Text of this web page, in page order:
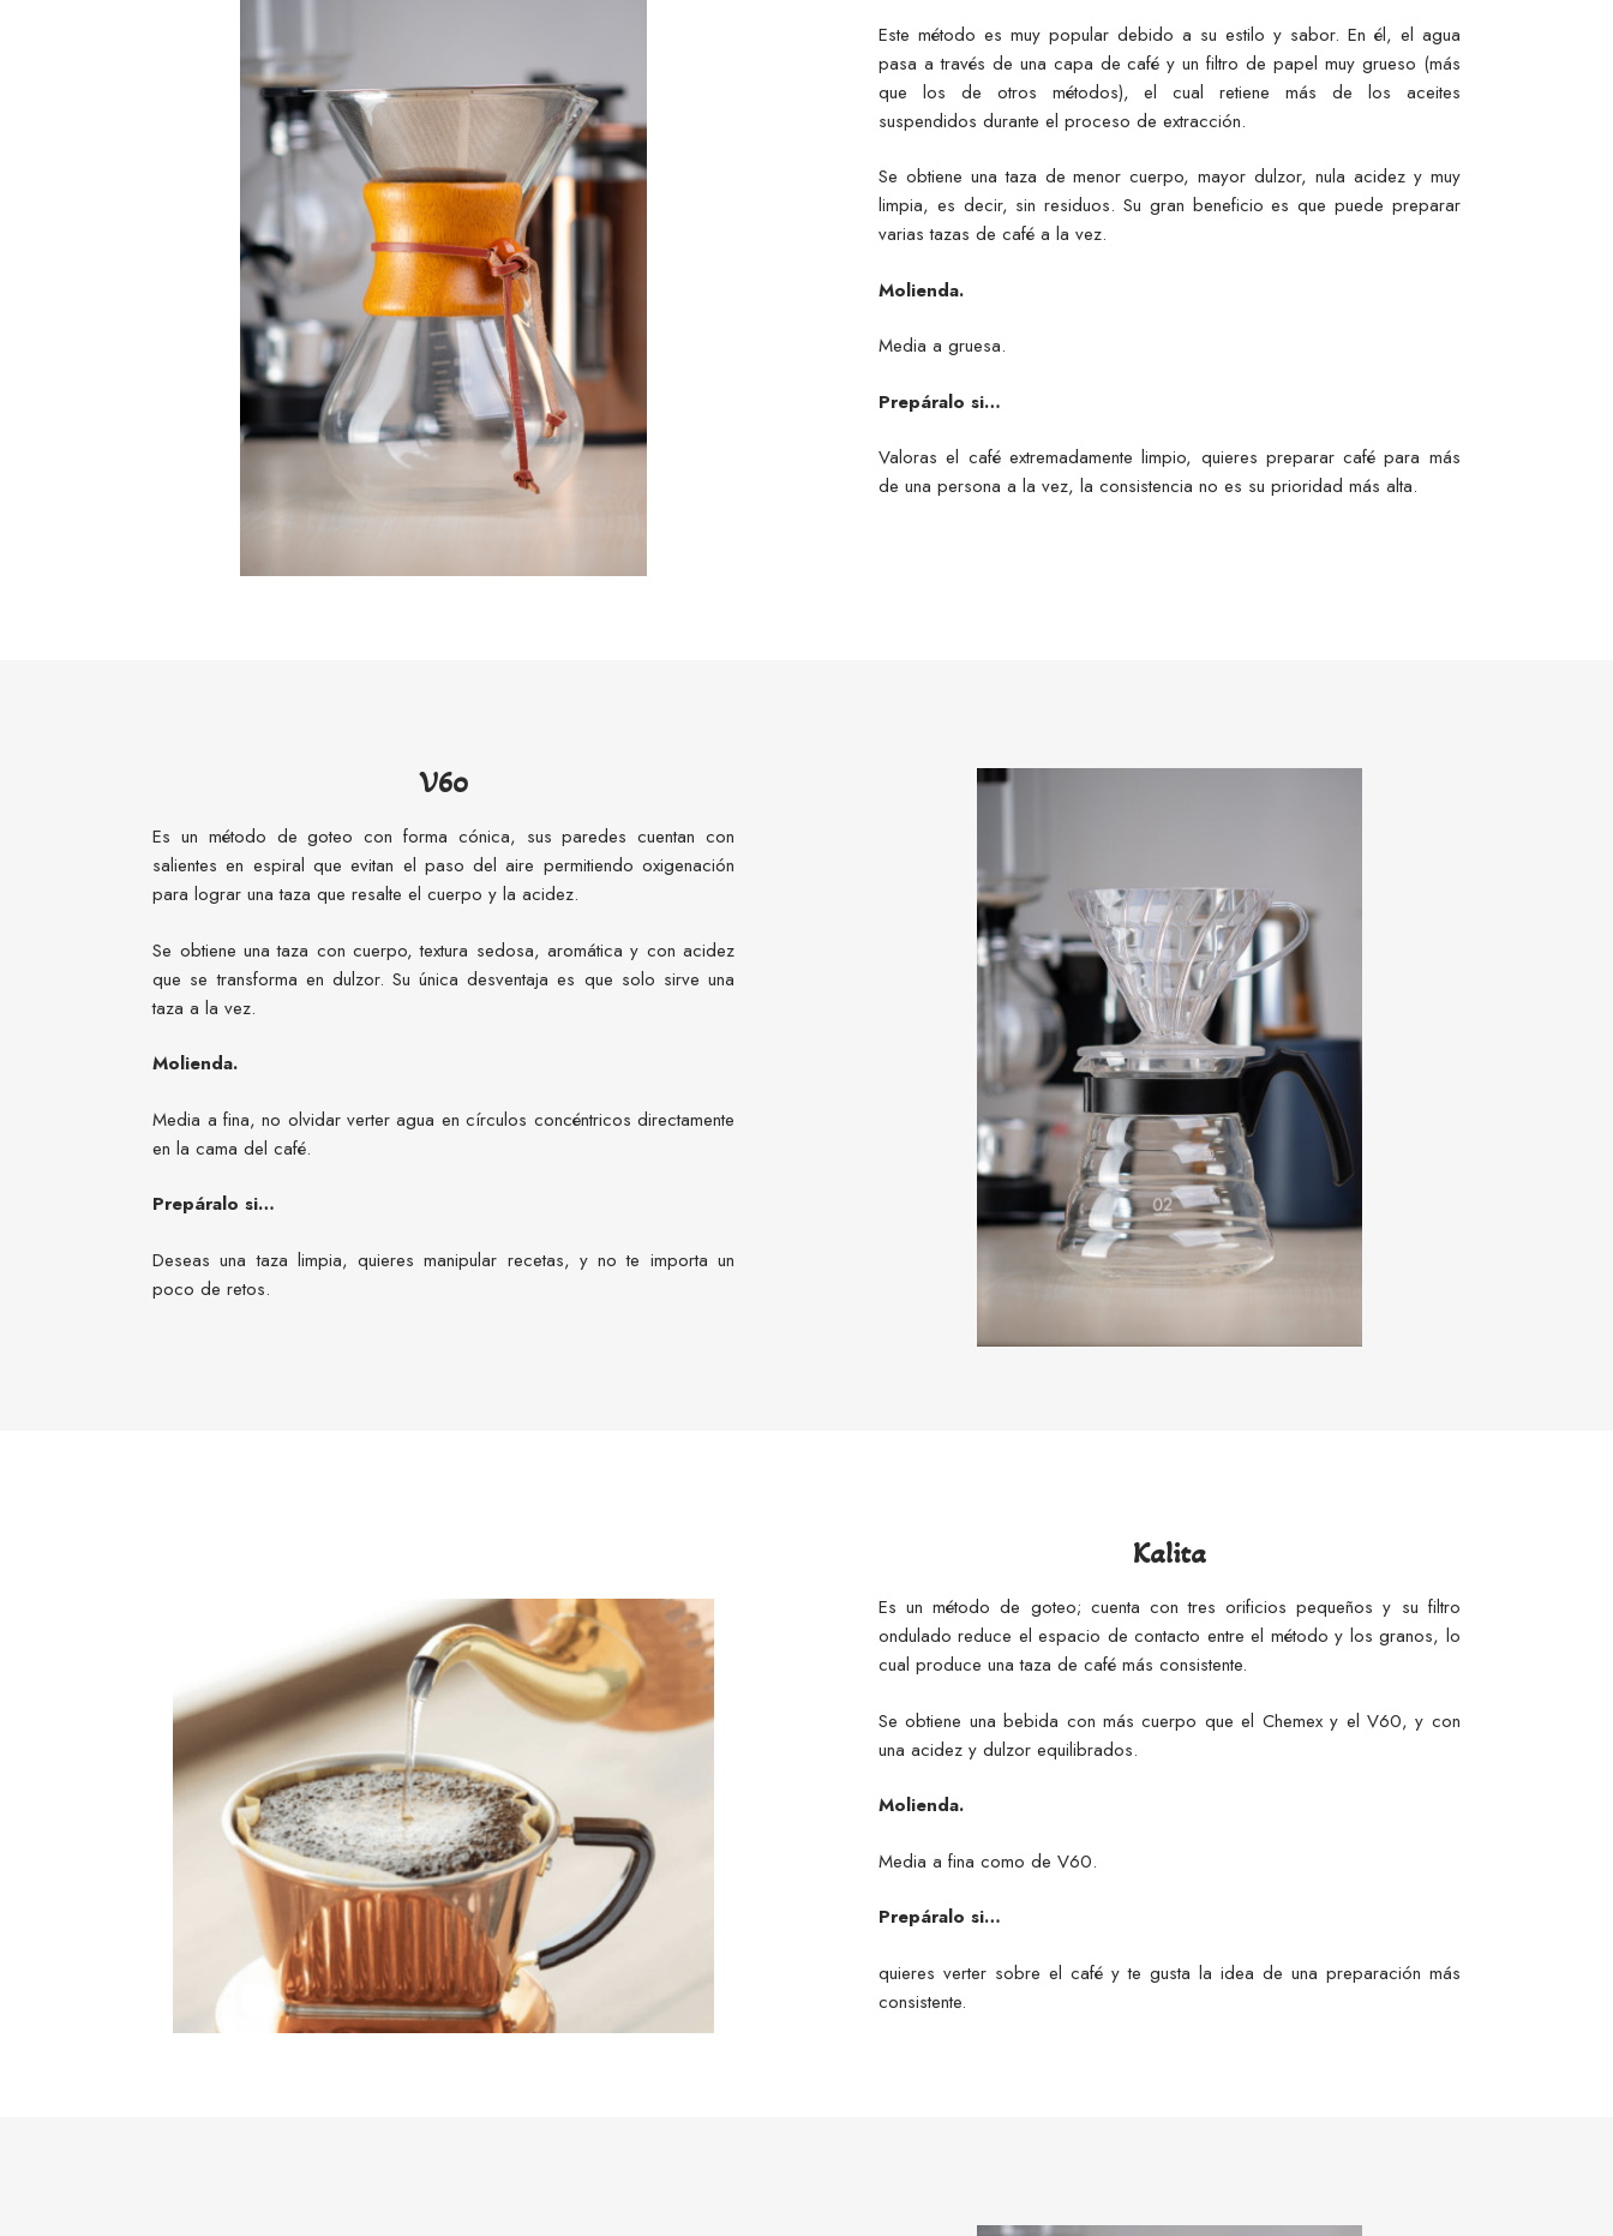
Este método es muy popular debido a su estilo y sabor. En él, el agua
pasa a través de una capa de café y un filtro de papel muy grueso (más
que los de otros métodos), el cual retiene más de los aceites
suspendidos durante el proceso de extracción.
Se obtiene una taza de menor cuerpo, mayor dulzor, nula acidez y muy
limpia, es decir, sin residuos. Su gran beneficio es que puede preparar
varias tazas de café a la vez.
Molienda.
Media a gruesa.
Prepáralo si…
Valoras el café extremadamente limpio, quieres preparar café para más
de una persona a la vez, la consistencia no es su prioridad más alta.
V60
Es un método de goteo con forma cónica, sus paredes cuentan con
salientes en espiral que evitan el paso del aire permitiendo oxigenación
para lograr una taza que resalte el cuerpo y la acidez.
Se obtiene una taza con cuerpo, textura sedosa, aromática y con acidez
que se transforma en dulzor. Su única desventaja es que solo sirve una
taza a la vez.
Molienda.
Media a fina, no olvidar verter agua en círculos concéntricos directamente
en la cama del café.
Prepáralo si…
Deseas una taza limpia, quieres manipular recetas, y no te importa un
poco de retos.
Kalita
Es un método de goteo; cuenta con tres orificios pequeños y su filtro
ondulado reduce el espacio de contacto entre el método y los granos, lo
cual produce una taza de café más consistente.
Se obtiene una bebida con más cuerpo que el Chemex y el V60, y con
una acidez y dulzor equilibrados.
Molienda.
Media a fina como de V60.
Prepáralo si…
quieres verter sobre el café y te gusta la idea de una preparación más
consistente.